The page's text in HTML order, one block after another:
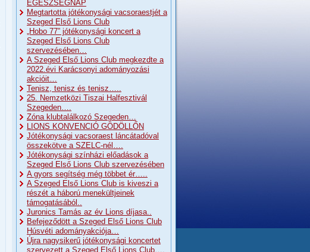
EGÉSZSÉGNAP
Megtartotta jótékonysági vacsoraestjét a
Szeged Első Lions Club
„Hobo 77” jótékonysági koncert a
Szeged Első Lions Club
szervezésében…
A Szeged Első Lions Club megkezdte a
2022.évi Karácsonyi adományozási
akcióit…
Tenisz, tenisz és tenisz…..
25. Nemzetközi Tiszai Halfesztivál
Szegeden….
Zóna klubtalálkozó Szegeden…
LIONS KONVENCIÓ GÖDÖLLŐN
Jótékonysági vacsoraest láncátadóval
összekötve a SZELC-nél….
Jótékonysági színházi előadások a
Szeged Első Lions Club szervezésében
A gyors segítség még többet ér…..
A Szeged Első Lions Club is kiveszi a
részét a háború menekültjeinek
támogatásából..
Juronics Tamás az év Lions díjasa..
Befejeződött a Szeged Első Lions Club
Húsvéti adományakciója…
Újra nagysikerű jótékonysági koncertet
szervezett a Szeged Első Lions Club….